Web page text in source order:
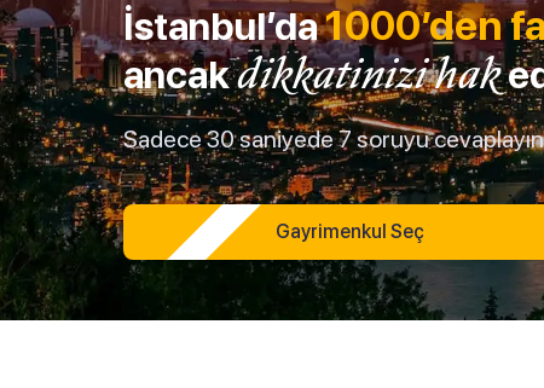
İstanbul’da1000’den
ancakdikkatinizi hak
Sadece 30 saniyede 7 soruyu
Gayrimenkul Seç